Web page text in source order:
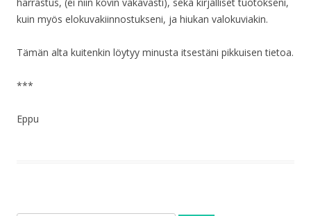
kuin myös elokuvakiinnostukseni, ja hiukan valokuviakin.
Tämän alta kuitenkin löytyy minusta itsestäni pikkuisen tietoa.
***
Eppu